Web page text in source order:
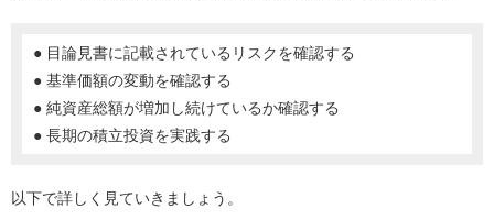
● 目論見書に記載されているリスクを確認する
● 基準価額の変動を確認する
● 純資産総額が増加し続けているか確認する
● 長期の積立投資を実践する
以下で詳しく見ていきましょう。